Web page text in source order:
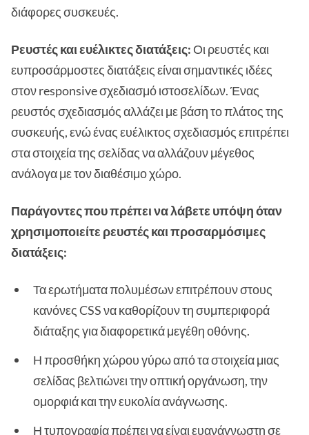
διάφορες συσκευές.
Ρευστές και ευέλικτες διατάξεις: Οι ρευστές και
ευπροσάρμοστες διατάξεις είναι σημαντικές ιδέες
στον responsive σχεδιασμό ιστοσελίδων. Ένας
ρευστός σχεδιασμός αλλάζει με βάση το πλάτος της
συσκευής, ενώ ένας ευέλικτος σχεδιασμός επιτρέπει
στα στοιχεία της σελίδας να αλλάζουν μέγεθος
ανάλογα με τον διαθέσιμο χώρο.
Παράγοντες που πρέπει να λάβετε υπόψη όταν
χρησιμοποιείτε ρευστές και προσαρμόσιμες
διατάξεις:
Τα ερωτήματα πολυμέσων επιτρέπουν στους
κανόνες CSS να καθορίζουν τη συμπεριφορά
διάταξης για διαφορετικά μεγέθη οθόνης.
Η προσθήκη χώρου γύρω από τα στοιχεία μιας
σελίδας βελτιώνει την οπτική οργάνωση, την
ομορφιά και την ευκολία ανάγνωσης.
Η τυπογραφία πρέπει να είναι ευανάγνωστη σε